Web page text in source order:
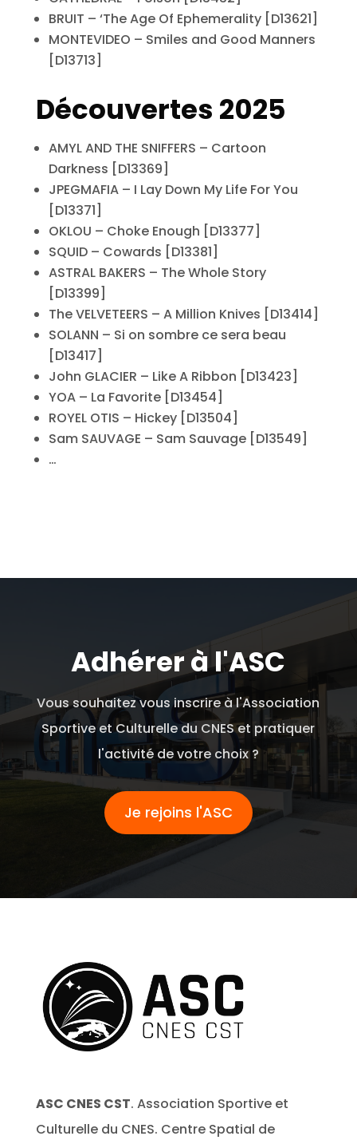
BRUIT – ‘The Age Of Ephemerality [D13621]
MONTEVIDEO – Smiles and Good Manners
[D13713]
Découvertes 2025
AMYL AND THE SNIFFERS – Cartoon
Darkness [D13369]
JPEGMAFIA – I Lay Down My Life For You
[D13371]
OKLOU – Choke Enough [D13377]
SQUID – Cowards [D13381]
ASTRAL BAKERS – The Whole Story
[D13399]
The VELVETEERS – A Million Knives [D13414]
SOLANN – Si on sombre ce sera beau
[D13417]
John GLACIER – Like A Ribbon [D13423]
YOA – La Favorite [D13454]
ROYEL OTIS – Hickey [D13504]
Sam SAUVAGE – Sam Sauvage [D13549]
…
Adhérer à l'ASC
Vous souhaitez vous inscrire à l'Association
Sportive et Culturelle du CNES et pratiquer
l'activité de votre choix ?
Je rejoins l'ASC
ASC CNES CST. Association Sportive et
Culturelle du CNES. Centre Spatial de